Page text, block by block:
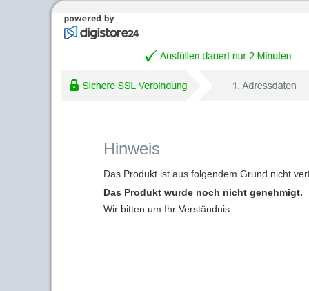
Hinweis
Das Produkt ist aus folgendem Grund nicht
Das Produkt wurde noch nicht genehmigt.
Wir bitten um Ihr Verständnis.